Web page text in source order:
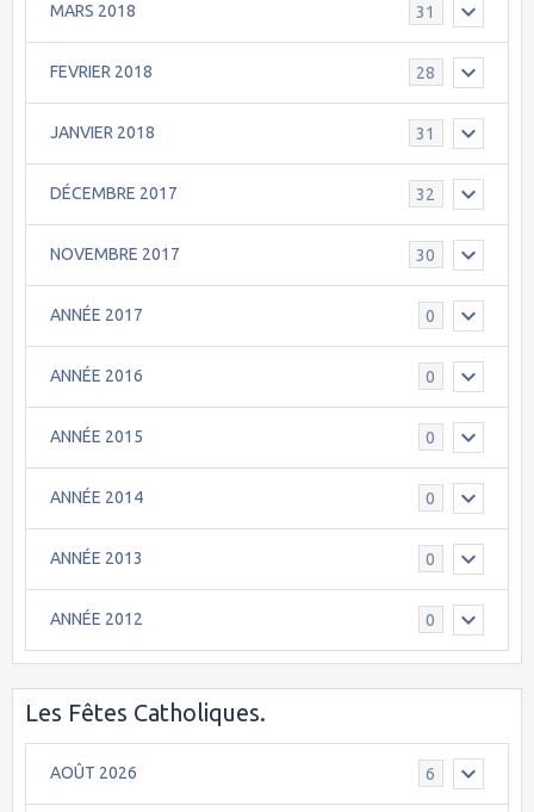
MARS 2018 31
FEVRIER 2018 28
JANVIER 2018 31
DÉCEMBRE 2017 32
NOVEMBRE 2017 30
ANNÉE 2017 0
ANNÉE 2016 0
ANNÉE 2015 0
ANNÉE 2014 0
ANNÉE 2013 0
ANNÉE 2012 0
Les Fêtes Catholiques.
AOÛT 2026 6